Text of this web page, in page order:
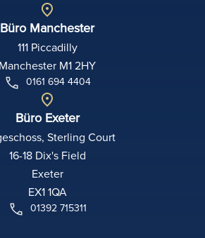
Büro Manchester
111 Piccadilly
Manchester M1 2HY
0161 694 4404
Büro Exeter
Sterling Court
16-18 Dix's Field
Exeter
EX1 1QA
01392 715311